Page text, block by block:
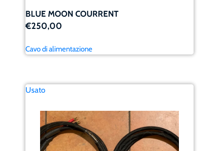
BLUE MOON COURRENT
€250,00
Cavo di alimentazione
Usato